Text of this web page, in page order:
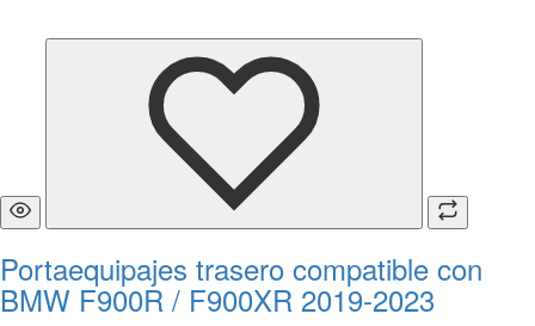
Portaequipajes trasero compatible con
BMW F900R / F900XR 2019-2023